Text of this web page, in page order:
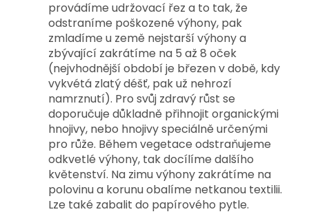
provádíme udržovací řez a to tak, že
odstraníme poškozené výhony, pak
zmladíme u země nejstarší výhony a
zbývající zakrátíme na 5 až 8 oček
(nejvhodnější období je březen v době, kdy
vykvétá zlatý déšť, pak už nehrozí
namrznutí). Pro svůj zdravý růst se
doporučuje důkladně přihnojit organickými
hnojivy, nebo hnojivy speciálně určenými
pro růže. Během vegetace odstraňujeme
odkvetlé výhony, tak docílíme dalšího
květenství. Na zimu výhony zakrátíme na
polovinu a korunu obalíme netkanou textilii.
Lze také zabalit do papírového pytle.